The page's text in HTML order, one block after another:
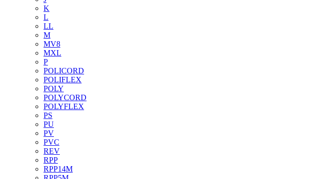
K
L
LL
M
MV8
MXL
P
POLICORD
POLIFLEX
POLY
POLYCORD
POLYFLEX
PS
PU
PV
PVC
REV
RPP
RPP14M